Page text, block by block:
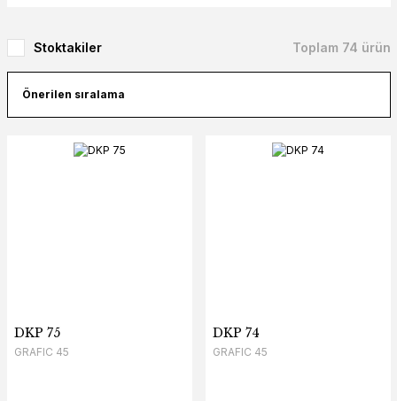
Stoktakiler Toplam 74 ürün
DKP 75
GRAFIC 45
DKP 74
GRAFIC 45